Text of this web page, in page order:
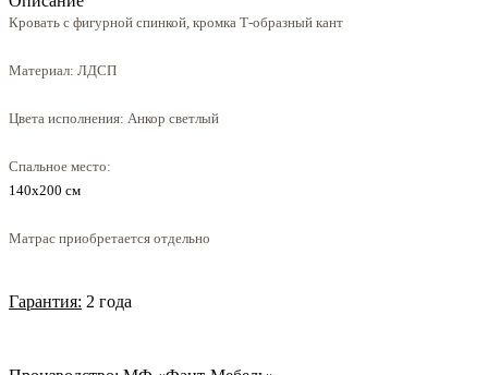
Кровать с фигурной спинкой, кромка Т-образный кант
Материал: ЛДСП
Цвета исполнения: Анкор светлый
Спальное место:
140х200 см
Матрас приобретается отдельно
Гарантия: 2 года